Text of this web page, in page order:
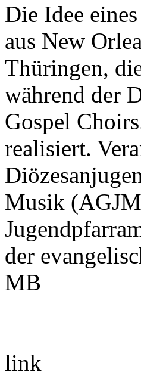
Die Idee
aus New
Thüringen,
während der
Gospel
realisiert.
Musik
der
MB
link